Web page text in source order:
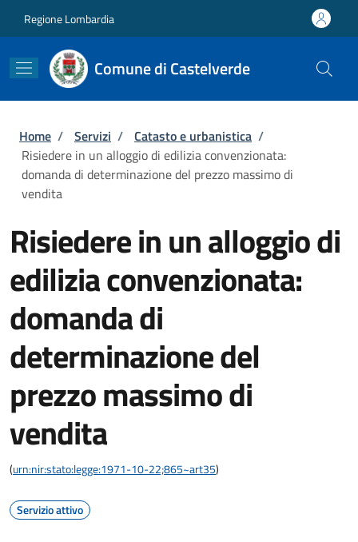
Regione Lombardia
Comune di Castelverde
Briciole di pane
Home / Servizi / Catasto e urbanistica /
Risiedere in un alloggio di edilizia convenzionata:
domanda di determinazione del prezzo massimo di
vendita
Risiedere in un alloggio di
edilizia convenzionata:
domanda di
determinazione del
prezzo massimo di
vendita
(urn:nir:stato:legge:1971-10-22;865~art35)
Servizio attivo